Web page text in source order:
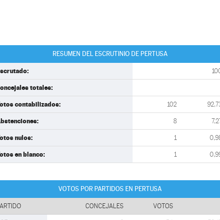
RESUMEN DEL ESCRUTINIO DE PERTUSA
totales:
contabilizados: 102
8
nulos: 1
en blanco: 1
VOTOS POR PARTIDOS EN PERTUSA
CONCEJALES VOTOS